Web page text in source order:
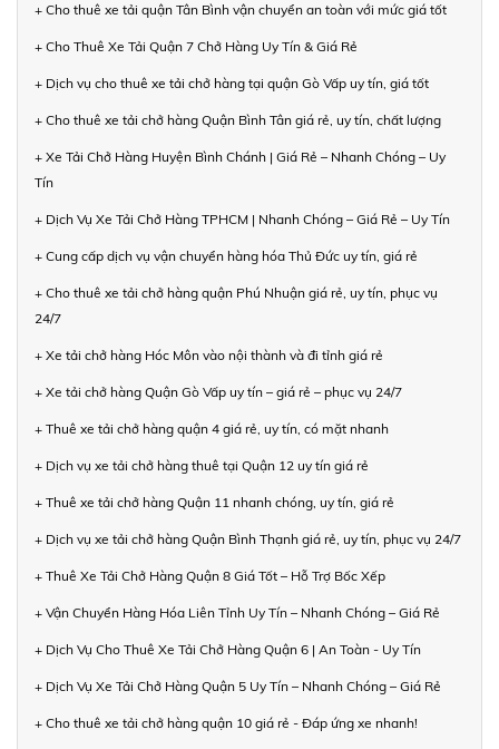
+ Cho thuê xe tải quận Tân Bình vận chuyển an toàn với mức giá tốt
+ Cho Thuê Xe Tải Quận 7 Chở Hàng Uy Tín & Giá Rẻ
+ Dịch vụ cho thuê xe tải chở hàng tại quận Gò Vấp uy tín, giá tốt
+ Cho thuê xe tải chở hàng Quận Bình Tân giá rẻ, uy tín, chất lượng
+ Xe Tải Chở Hàng Huyện Bình Chánh | Giá Rẻ – Nhanh Chóng – Uy
Tín
+ Dịch Vụ Xe Tải Chở Hàng TPHCM | Nhanh Chóng – Giá Rẻ – Uy Tín
+ Cung cấp dịch vụ vận chuyển hàng hóa Thủ Đức uy tín, giá rẻ
+ Cho thuê xe tải chở hàng quận Phú Nhuận giá rẻ, uy tín, phục vụ
24/7
+ Xe tải chở hàng Hóc Môn vào nội thành và đi tỉnh giá rẻ
+ Xe tải chở hàng Quận Gò Vấp uy tín – giá rẻ – phục vụ 24/7
+ Thuê xe tải chở hàng quận 4 giá rẻ, uy tín, có mặt nhanh
+ Dịch vụ xe tải chở hàng thuê tại Quận 12 uy tín giá rẻ
+ Thuê xe tải chở hàng Quận 11 nhanh chóng, uy tín, giá rẻ
+ Dịch vụ xe tải chở hàng Quận Bình Thạnh giá rẻ, uy tín, phục vụ 24/7
+ Thuê Xe Tải Chở Hàng Quận 8 Giá Tốt – Hỗ Trợ Bốc Xếp
+ Vận Chuyển Hàng Hóa Liên Tỉnh Uy Tín – Nhanh Chóng – Giá Rẻ
+ Dịch Vụ Cho Thuê Xe Tải Chở Hàng Quận 6 | An Toàn - Uy Tín
+ Dịch Vụ Xe Tải Chở Hàng Quận 5 Uy Tín – Nhanh Chóng – Giá Rẻ
+ Cho thuê xe tải chở hàng quận 10 giá rẻ - Đáp ứng xe nhanh!